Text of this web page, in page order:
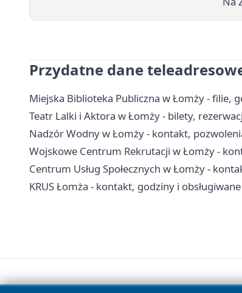
Przydatne dane
Miejska Biblioteka Publiczna w Łomży - filie,
Teatr Lalki i Aktora w Łomży - bilety,
Nadzór Wodny w Łomży - kontakt,
Wojskowe Centrum Rekrutacji w Łomży -
Centrum Usług Społecznych w Łomży -
KRUS Łomża - kontakt, godziny i